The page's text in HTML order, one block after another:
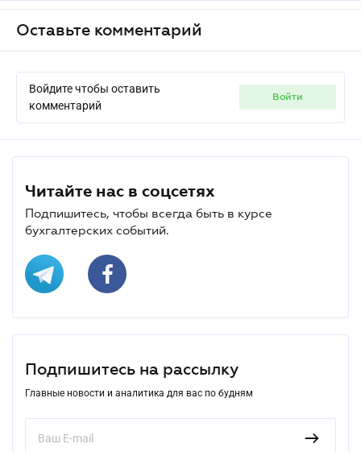
Оставьте комментарий
Войдите чтобы оставить
комментарий
войти
Читайте нас в соцсетях
Подпишитесь, чтобы всегда быть в курсе
бухгалтерских событий.
Подпишитесь на рассылку
Главные новости и аналитика для вас по будням